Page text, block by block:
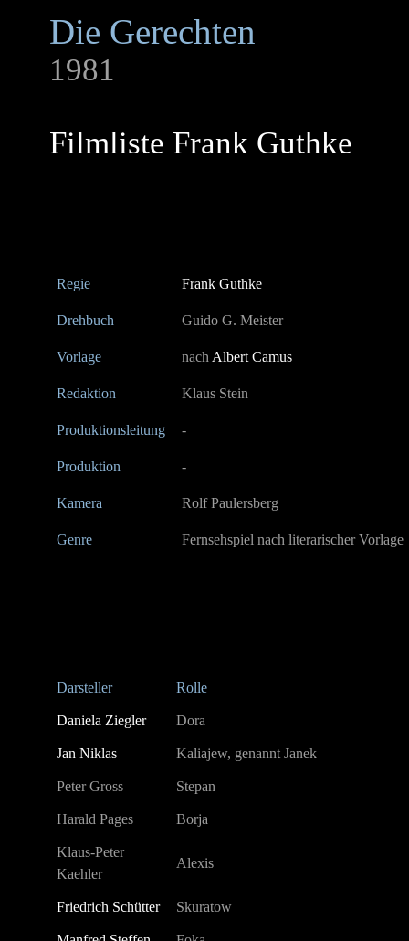
Die Gerechten
1981
Filmliste Frank Guthke
Regie Frank Guthke
Drehbuch Guido G. Meister
Vorlage nach Albert Camus
Redaktion Klaus Stein
Produktionsleitung -
Produktion -
Kamera Rolf Paulersberg
Genre Fernsehspiel nach literarischer Vorlage
Darsteller Rolle
Daniela Ziegler Dora
Jan Niklas Kaliajew, genannt Janek
Peter Gross Stepan
Harald Pages Borja
Klaus-Peter
Kaehler
Alexis
Friedrich Schütter Skuratow